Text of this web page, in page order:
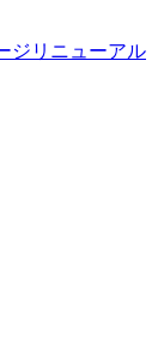
ジリニューアル